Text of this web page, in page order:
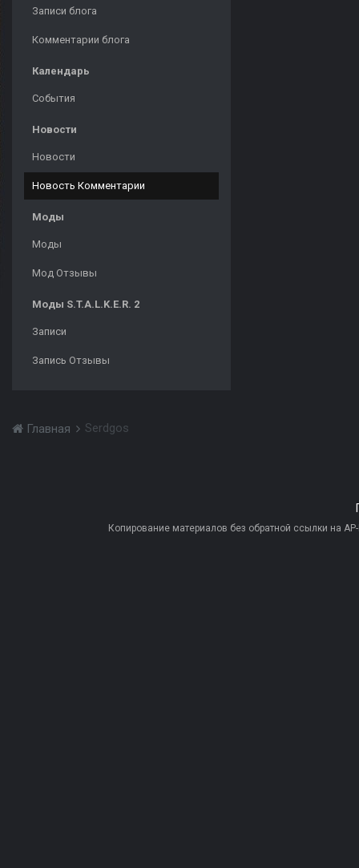
Записи блога
Комментарии блога
Календарь
События
Новости
Новости
Новость Комментарии
Моды
Моды
Мод Отзывы
Моды S.T.A.L.K.E.R. 2
Записи
Запись Отзывы
Главная Serdgos
Копирование материалов без обратной ссылки на